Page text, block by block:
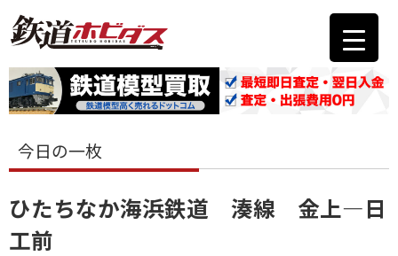
今日の一枚
ひたちなか海浜鉄道 湊線 金上―日
工前